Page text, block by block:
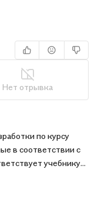
Нет отрывка
по курсу
в соответствии с
учебнику
годы. Здесь